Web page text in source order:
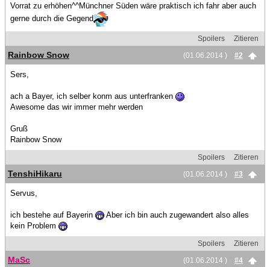
Vorrat zu erhöhen^^Münchner Süden wäre praktisch ich fahr aber auch
gerne durch die Gegend
Spoilers
Zitieren
(01.06.2014 )
#2
Rainbow Snow
Sers,
ach a Bayer, ich selber konm aus unterfranken
Awesome das wir immer mehr werden
Gruß
Rainbow Snow
Spoilers
Zitieren
(01.06.2014 )
#3
TenshiHikaru
Servus,
ich bestehe auf Bayerin
Aber ich bin auch zugewandert also alles
kein Problem
Spoilers
Zitieren
(01.06.2014 )
#4
MaSc